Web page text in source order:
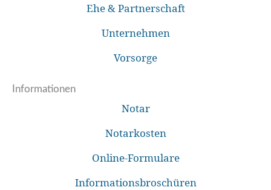
Ehe & Partnerschaft
Unternehmen
Vorsorge
Informationen
Notar
Notarkosten
Online-Formulare
Informationsbroschüren